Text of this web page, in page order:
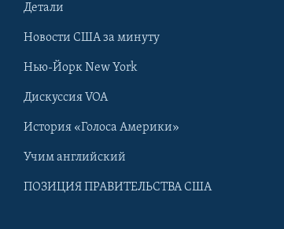
Детали
Новости США за минуту
Нью-Йорк New York
Дискуссия VOA
История «Голоса Америки»
Учим английский
ПОЗИЦИЯ ПРАВИТЕЛЬСТВА США